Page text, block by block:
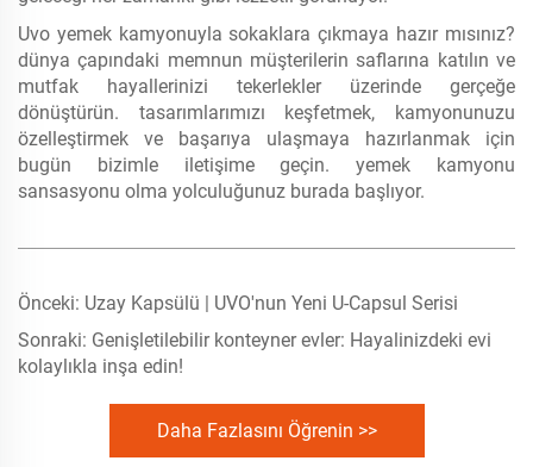
Uvo yemek kamyonuyla sokaklara çıkmaya hazır mısınız?
dünya çapındaki memnun müşterilerin saflarına katılın ve
mutfak hayallerinizi tekerlekler üzerinde gerçeğe
dönüştürün. tasarımlarımızı keşfetmek, kamyonunuzu
özelleştirmek ve başarıya ulaşmaya hazırlanmak için
bugün bizimle iletişime geçin. yemek kamyonu
sansasyonu olma yolculuğunuz burada başlıyor.
Önceki: Uzay Kapsülü | UVO'nun Yeni U-Capsul Serisi
Sonraki: Genişletilebilir konteyner evler: Hayalinizdeki evi
kolaylıkla inşa edin!
Daha Fazlasını Öğrenin >>